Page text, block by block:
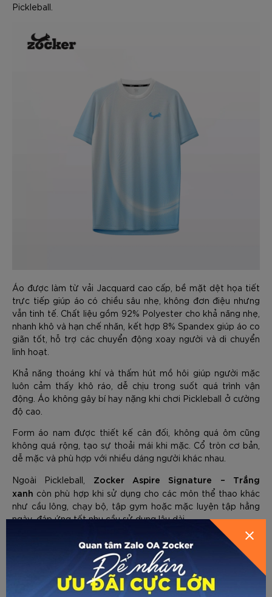
Pickleball.
Áo được làm từ vải Jacquard cao cấp, bề mặt dệt họa tiết
trực tiếp giúp áo có chiều sâu nhẹ, không đơn điệu nhưng
vẫn tinh tế. Chất liệu gồm 92% Polyester cho khả năng nhẹ,
nhanh khô và hạn chế nhăn, kết hợp 8% Spandex giúp áo co
giãn tốt, hỗ trợ các chuyển động xoay người và di chuyển
linh hoạt.
Khả năng thoáng khí và thấm hút mồ hôi giúp người mặc
luôn cảm thấy khô ráo, dễ chịu trong suốt quá trình vận
động. Áo không gây bí hay nặng khi chơi Pickleball ở cường
độ cao.
Form áo nam được thiết kế cân đối, không quá ôm cũng
không quá rộng, tạo sự thoải mái khi mặc. Cổ tròn cơ bản,
dễ mặc và phù hợp với nhiều dáng người khác nhau.
Ngoài Pickleball, Zocker Aspire Signature – Trắng
xanh còn phù hợp khi sử dụng cho các môn thể thao khác
như cầu lông, chạy bộ, tập gym hoặc mặc luyện tập hằng
ngày, đáp ứng tốt nhu cầu sử dụng lâu dài.
Gửi email In trang
THÔNG SỐ KỸ THUẬT VÀ BẢO HÀNH
HƯỚNG DẪN CHỌN SIZE
GỬI THÔNG TIN ĐỂ ZOCKER TƯ